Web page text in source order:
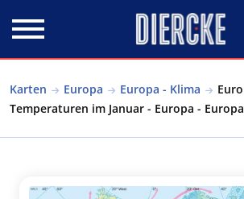
Karten Europa Europa - Klima
Temperaturen im Januar - Europa -